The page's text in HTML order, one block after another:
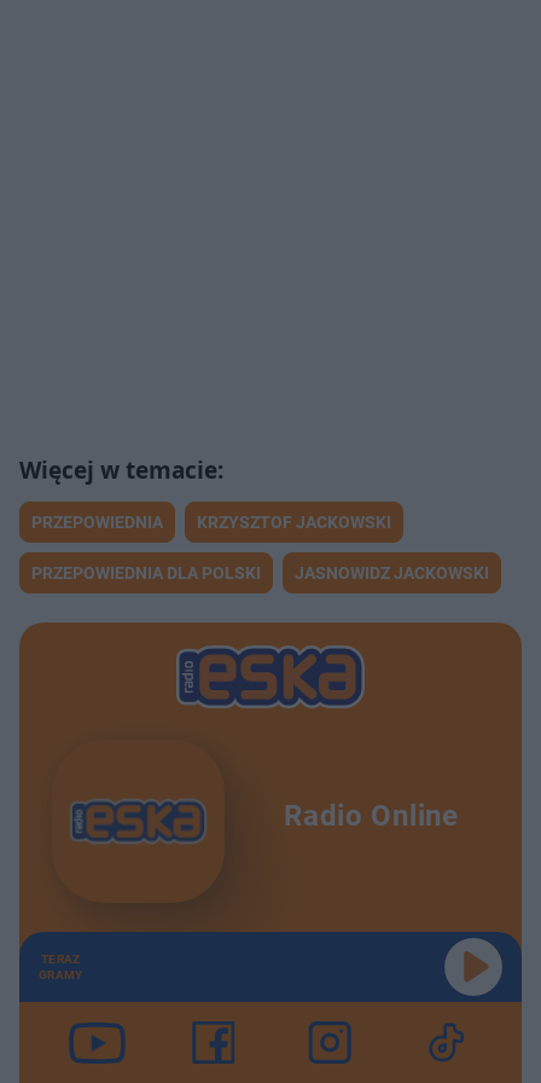
PRZEPOWIEDNIA KRZYSZTOF JACKOWSKI
PRZEPOWIEDNIA DLA POLSKI JASNOWIDZ JACKOWSKI
Radio Online
TERAZ
GRAMY